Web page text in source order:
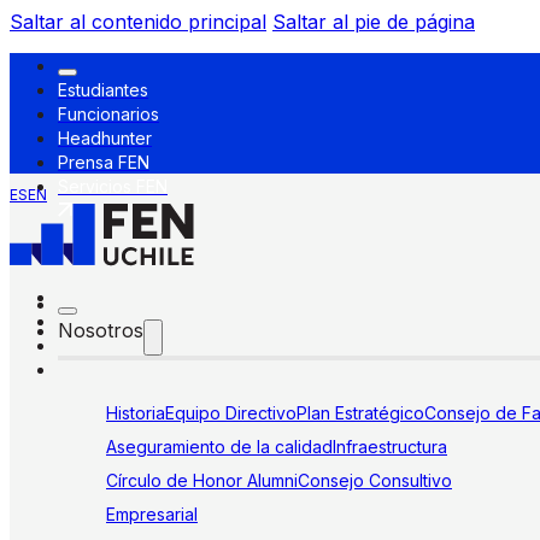
Saltar al contenido principal Saltar al pie de página
Estudiantes
Funcionarios
Headhunter
Prensa FEN
ESEN
Nosotros
HistoriaEquipo DirectivoPlan EstratégicoConsejo de
Aseguramiento de la calidadInfraestructura
Círculo de Honor AlumniConsejo Consultivo
Empresarial